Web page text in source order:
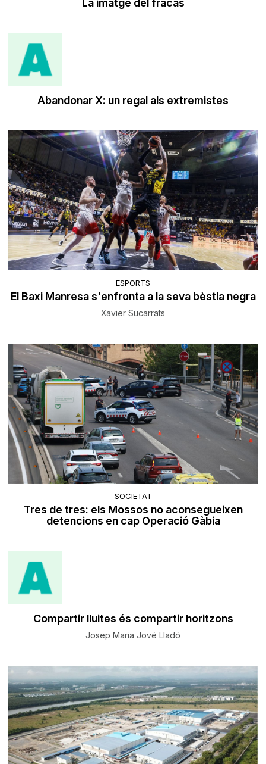
La imatge del fracàs
Abandonar X: un regal als extremistes
ESPORTS
El Baxi Manresa s'enfronta a la seva bèstia negra
Xavier Sucarrats
SOCIETAT
Tres de tres: els Mossos no aconsegueixen
detencions en cap Operació Gàbia
Compartir lluites és compartir horitzons
Josep Maria Jové Lladó